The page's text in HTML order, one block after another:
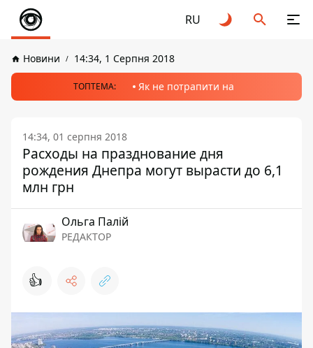
RU
Новини 14:34, 1 Серпня 2018
ТОПТЕМА: Як не потрапити на
14:34, 01 серпня 2018
Расходы на празднование дня
рождения Днепра могут вырасти до 6,1
млн грн
Ольга Палій
РЕДАКТОР
👍